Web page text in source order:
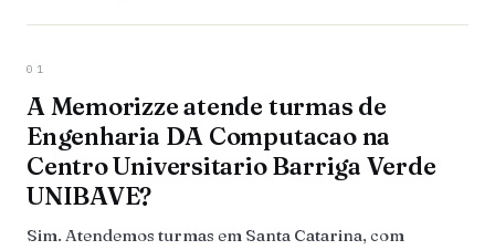
01
A Memorizze atende turmas de
Engenharia DA Computacao na
Centro Universitario Barriga Verde
UNIBAVE?
Sim. Atendemos turmas em Santa Catarina, com